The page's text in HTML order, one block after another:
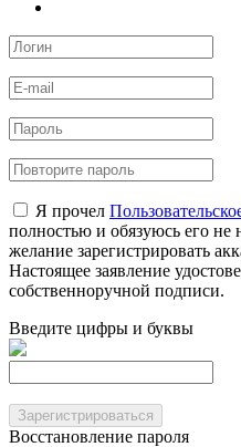
Я прочел
полностью и обязуюсь его
желание зарегистрировать
Настоящее заявление
собственноручной подписи.
Введите цифры и буквы
Зарегистрироваться
Восстановление пароля